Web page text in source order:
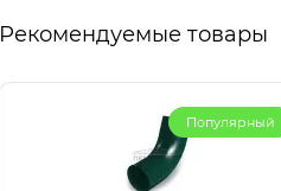
Рекомендуемые товары
Популярный